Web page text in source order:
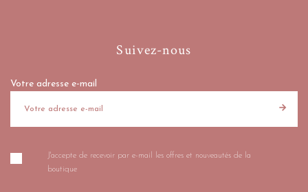
Suivez-nous
Votre adresse e-mail
J'accepte de recevoir par e-mail les offres et nouveautés de la
boutique